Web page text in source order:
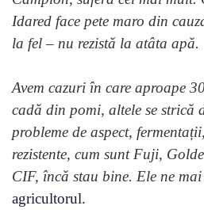
Idared face pete maro din
la fel – nu rezistă la atâta apă.
Avem cazuri în care aproape
cadă din pomi, altele se strică
probleme de aspect,
rezistente, cum sunt Fuji,
CIF, încă stau bine. Ele ne mai
agricultorul.